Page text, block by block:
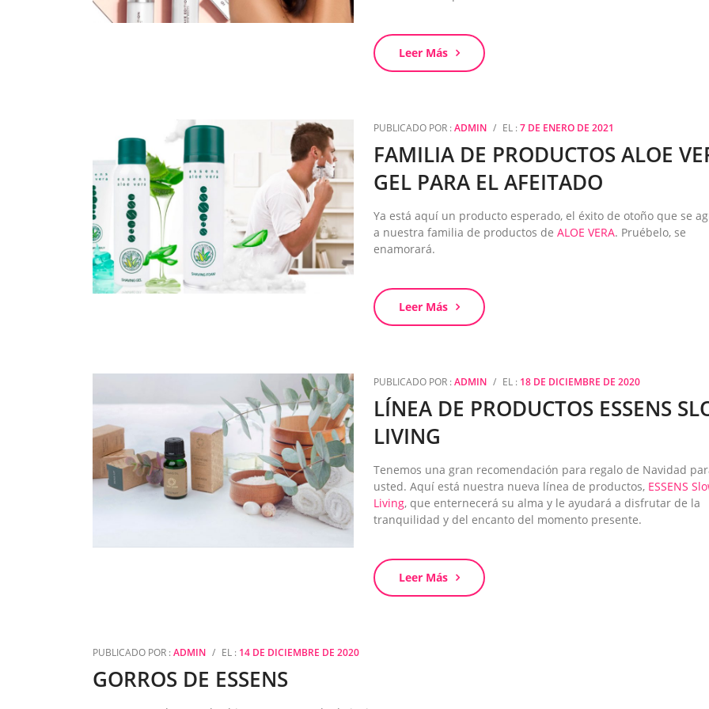
Leer Más
PUBLICADO POR :ADMIN / EL :7 DE ENERO DE 2021
FAMILIA DE PRODUCTOS ALOE
GEL PARA EL AFEITADO
Ya está aquí un producto esperado, el éxito de otoño que se
a nuestra familia de productos de ALOE VERA. Pruébelo, se
enamorará.
Leer Más
PUBLICADO POR :ADMIN / EL : 18 DE DICIEMBRE DE 2020
LÍNEA DE PRODUCTOS ESSENS
LIVING
Tenemos una gran recomendación para regalo de Navidad
usted. Aquí está nuestra nueva línea de productos, ESSENS
Living, que enternecerá su alma y le ayudará a disfrutar de la
tranquilidad y del encanto del momento presente.
Leer Más
PUBLICADO POR :ADMIN / EL : 14 DE DICIEMBRE DE 2020
GORROS DE ESSENS